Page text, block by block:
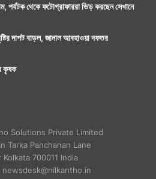
পর্যটক থেকে ফটোগ্রাফাররা ভিড় করছেন সেখানে
বৃষ্টির দাপট বাড়ল, জানাল আবহাওয়া দফতর
কৃষক
Solutions Private Limited
Tarka Panchanan Lane
700011 India